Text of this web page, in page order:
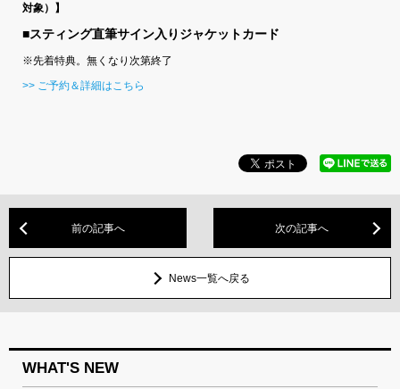
対象）】
■スティング直筆サイン入りジャケットカード
※先着特典。無くなり次第終了
>> ご予約＆詳細はこちら
前の記事へ 次の記事へ
News一覧へ戻る
WHAT'S NEW